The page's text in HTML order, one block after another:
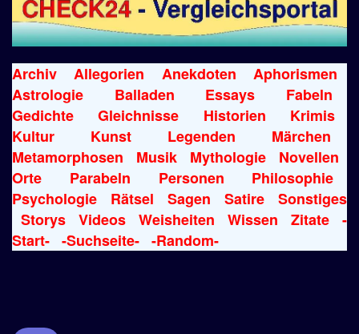
Archiv Allegorien Anekdoten
Aphorismen
Astrologie
Balladen Essays
Fabeln
Gedichte
Gleichnisse Historien
Krimis
Kultur
Kunst Legenden
Märchen
Metamorphosen
Musik Mythologie
Novellen
Orte
Parabeln Personen
Philosophie
Psychologie
Rätsel Sagen Satire
Sonstiges
Storys
Videos Weisheiten Wissen Zitate
-
Start- -Suchseite- -Random-